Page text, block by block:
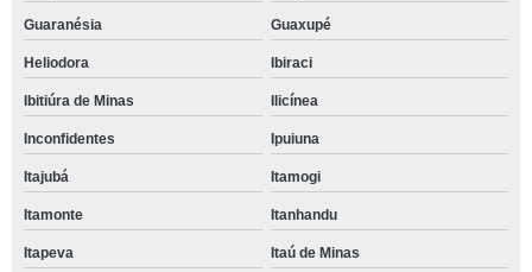
Guaranésia Guaxupé
Heliodora Ibiraci
Ibitiúra de Minas Ilicínea
Inconfidentes Ipuiuna
Itajubá Itamogi
Itamonte Itanhandu
Itapeva Itaú de Minas